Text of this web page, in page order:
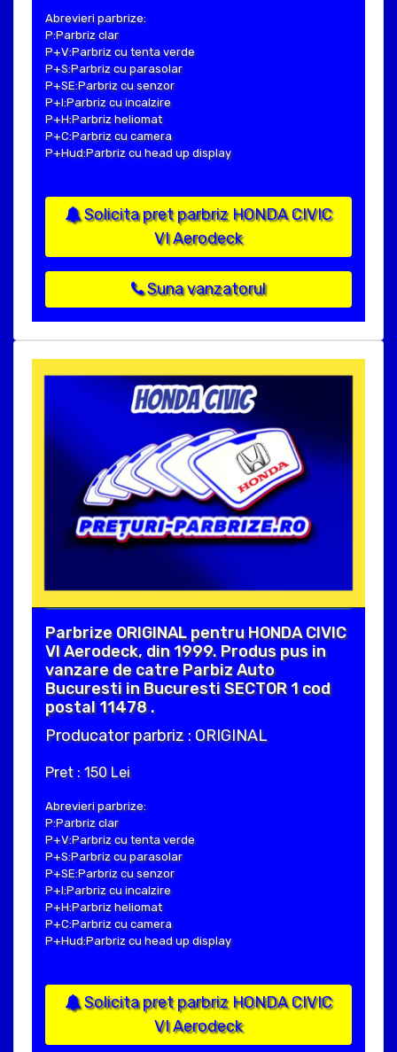
Abrevieri parbrize:
P:Parbriz clar
P+V:Parbriz cu tenta verde
P+S:Parbriz cu parasolar
P+SE:Parbriz cu senzor
P+I:Parbriz cu incalzire
P+H:Parbriz heliomat
P+C:Parbriz cu camera
P+Hud:Parbriz cu head up display
Solicita pret parbriz HONDA CIVIC
VI Aerodeck
Suna vanzatorul
Parbrize ORIGINAL pentru HONDA CIVIC
VI Aerodeck, din 1999. Produs pus in
vanzare de catre Parbiz Auto
Bucuresti in Bucuresti SECTOR 1 cod
postal 11478 .
Producator parbriz : ORIGINAL
Pret : 150 Lei
Abrevieri parbrize:
P:Parbriz clar
P+V:Parbriz cu tenta verde
P+S:Parbriz cu parasolar
P+SE:Parbriz cu senzor
P+I:Parbriz cu incalzire
P+H:Parbriz heliomat
P+C:Parbriz cu camera
P+Hud:Parbriz cu head up display
Solicita pret parbriz HONDA CIVIC
VI Aerodeck